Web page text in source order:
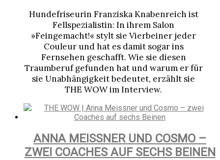
Hundefriseurin Franziska Knabenreich ist
Fellspezialistin: In ihrem Salon
»Feingemacht!« stylt sie Vierbeiner jeder
Couleur und hat es damit sogar ins
Fernsehen geschafft. Wie sie diesen
Traumberuf gefunden hat und warum er für
sie Unabhängigkeit bedeutet, erzählt sie
THE WOW im Interview.
ANNA MEISSNER UND COSMO –
ZWEI COACHES AUF SECHS BEINEN